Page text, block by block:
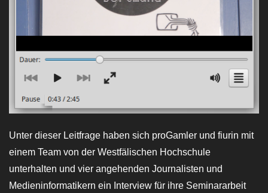
Unter dieser Leitfrage haben sich proGamler und fiurin mit
einem Team von der Westfälischen Hochschule
unterhalten und vier angehenden Journalisten und
Medieninformatikern ein Interview für ihre Seminararbeit